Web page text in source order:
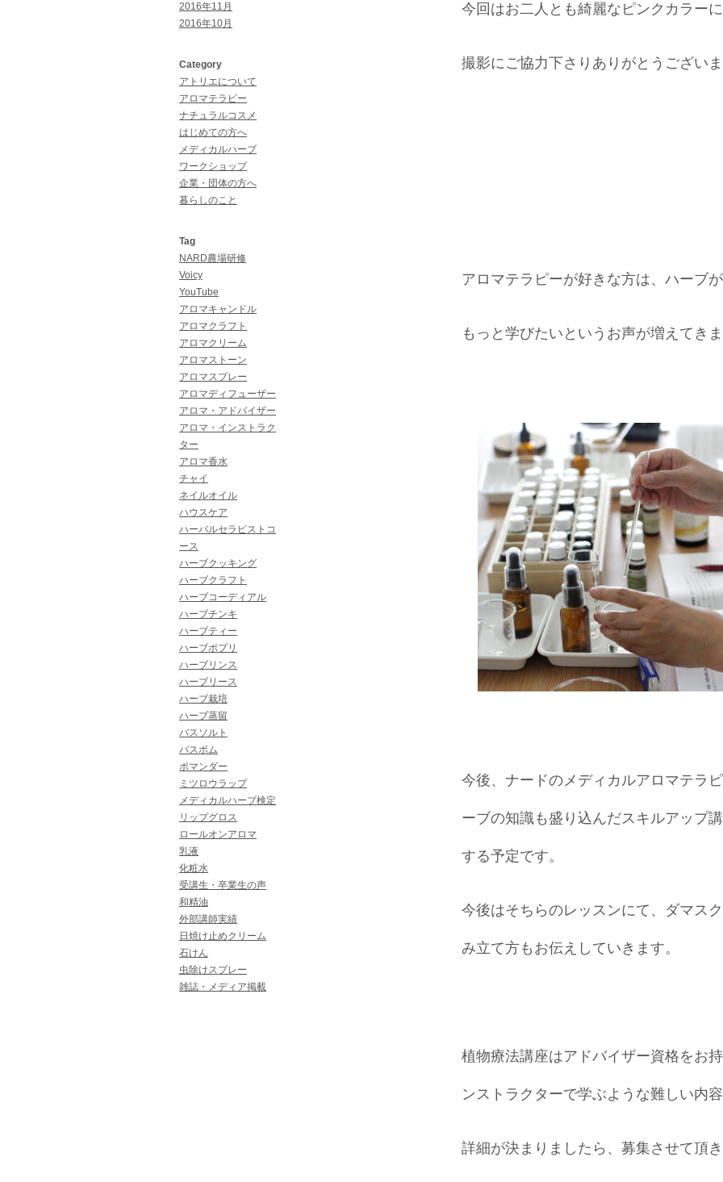
2016年11月
2016年10月
Category
アトリエについて
アロマテラピー
ナチュラルコスメ
はじめての方へ
メディカルハーブ
ワークショップ
企業・団体の方へ
暮らしのこと
Tag
NARD農場研修
Voicy
YouTube
アロマキャンドル
アロマクラフト
アロマクリーム
アロマストーン
アロマスプレー
アロマディフューザー
アロマ・アドバイザー
アロマ・インストラク
ター
アロマ香水
チャイ
ネイルオイル
ハウスケア
ハーバルセラピストコ
ース
ハーブクッキング
ハーブクラフト
ハーブコーディアル
ハーブチンキ
ハーブティー
ハーブポプリ
ハーブリンス
ハーブリース
ハーブ栽培
ハーブ蒸留
バスソルト
バスボム
ポマンダー
ミツロウラップ
メディカルハーブ検定
リップグロス
ロールオンアロマ
乳液
化粧水
受講生・卒業生の声
和精油
外部講師実績
日焼け止めクリーム
石けん
虫除けスプレー
雑誌・メディア掲載
今回はお二人とも綺麗なピンクカラー
撮影にご協力下さりありがとうござい
アロマテラピーが好きな方は、ハーブ
もっと学びたいというお声が増えてき
今後、ナードのメディカルアロマテラ
ーブの知識も盛り込んだスキルアップ
する予定です。
今後はそちらのレッスンにて、ダマス
み立て方もお伝えしていきます。
植物療法講座はアドバイザー資格をお
ンストラクターで学ぶような難しい内
詳細が決まりましたら、募集させて頂